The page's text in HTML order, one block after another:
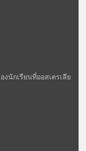
นักเรียนที่ออสเตรเลีย